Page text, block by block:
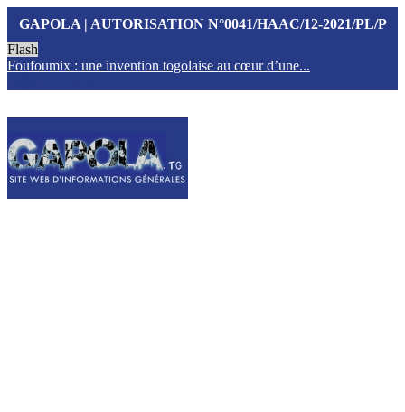
GAPOLA | AUTORISATION N°0041/HAAC/12-2021/PL/P
Flash
Foufoumix : une invention togolaise au cœur d’une...